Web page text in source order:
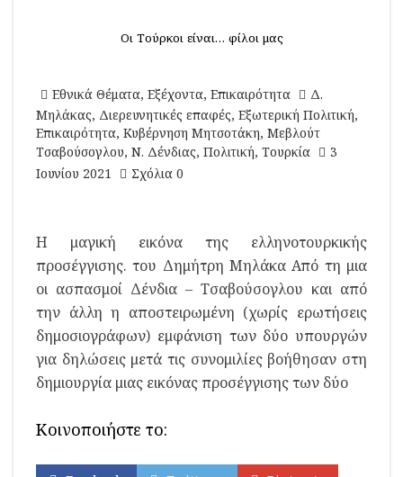
Οι Τούρκοι είναι… φίλοι μας
Εθνικά Θέματα, Εξέχοντα, Επικαιρότητα
Δ.
Μηλάκας, Διερευνητικές επαφές, Εξωτερική Πολιτική,
Επικαιρότητα, Κυβέρνηση Μητσοτάκη, Μεβλούτ
Τσαβούσογλου, Ν. Δένδιας, Πολιτική, Τουρκία
3
Ιουνίου 2021
Σχόλια 0
Η μαγική εικόνα της ελληνοτουρκικής
προσέγγισης. του Δημήτρη Μηλάκα Από τη μια
οι ασπασμοί Δένδια – Τσαβούσογλου και από
την άλλη η αποστειρωμένη (χωρίς ερωτήσεις
δημοσιογράφων) εμφάνιση των δύο υπουργών
για δηλώσεις μετά τις συνομιλίες βοήθησαν στη
δημιουργία μιας εικόνας προσέγγισης των δύο
Κοινοποιήστε το: